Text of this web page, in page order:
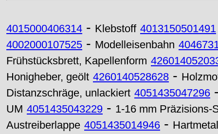
4015000406314 - Klebstoff 4013150501491
4002000107525 - Modelleisenbahn
Frühstücksbrett, Kapellenform
Honigheber, geölt 4260140528628 -
Distanzschräge, unlackiert 4051435047296
UM 4051435043229 - 1-16 mm Präzisions-
Austreiberlappe 4051435014946 -